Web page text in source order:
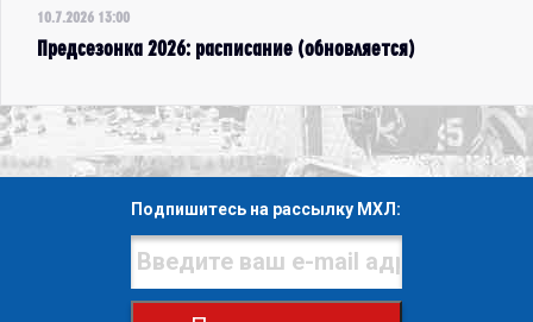
10.7.2026 13:00
Предсезонка 2026: расписание (обновляется)
Подпишитесь на рассылку МХЛ: